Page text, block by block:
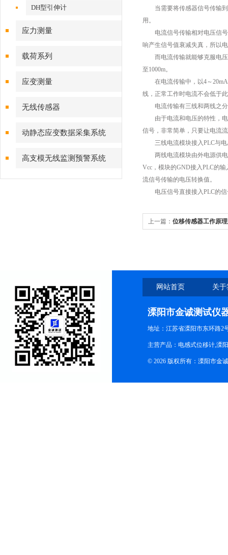
DH型引伸计
应力测量
载荷系列
应变测量
无线传感器
动静态应变数据采集系统
高支模无线监测预警系统
当需要将传感器信号传输到
用。
电流信号传输相对电压信号
响产生信号值衰减失真，所以
而电流传输就能够克服电压
至1000m。
在电流传输中，以4～20mA
线，正常工作时电流不会低于
电流传输有三线和两线之分
由于电流和电压的特性，电
信号，非常简单，只要让电流
三线电流模块接入PLC与电
两线电流模块由外电源供电
Vcc，模块的GND接入PLC的
流信号传输的电压转换值。
电压信号直接接入PLC的信
上一篇： 位移传感器工作原
网站首页 关
溧阳市金诚测试仪
地址：江苏省溧阳市东环路2
主营产品：电感式位移计,溧
© 2026 版权所有：溧阳市金